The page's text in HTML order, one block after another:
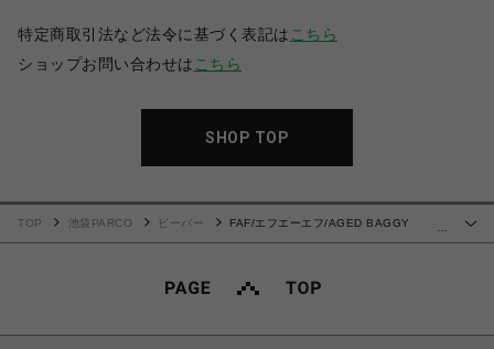
特定商取引法など法令に基づく表記は こちら
ショップお問い合わせは こちら
SHOP TOP
TOP 池袋PARCO ビーバー
FAF/エフエーエフ/AGED BAGGY